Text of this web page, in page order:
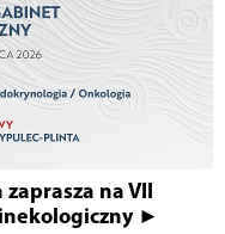
na VII
►